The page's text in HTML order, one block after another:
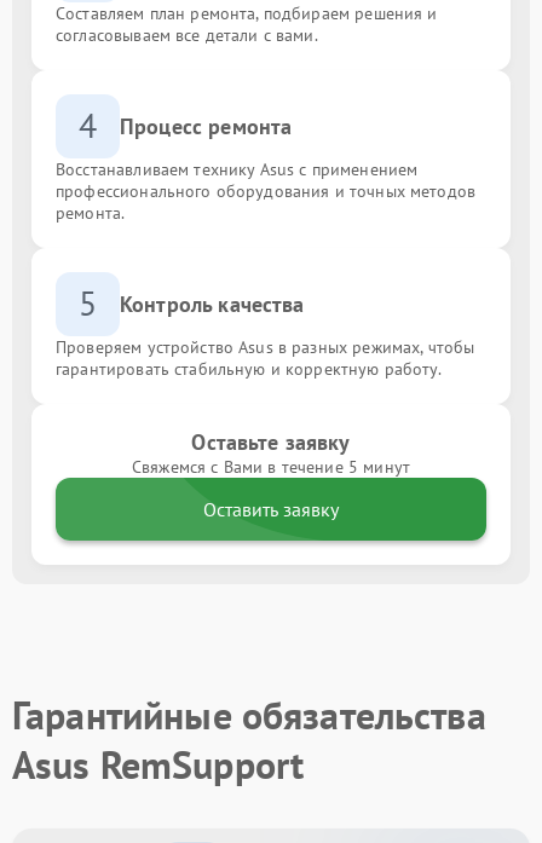
Составляем план ремонта, подбираем решения и
согласовываем все детали с вами.
4 Процесс ремонта
Восстанавливаем технику Asus с применением
профессионального оборудования и точных методов
ремонта.
5 Контроль качества
Проверяем устройство Asus в разных режимах, чтобы
гарантировать стабильную и корректную работу.
Оставьте заявку
Свяжемся с Вами в течение 5 минут
Оставить заявку
Гарантийные обязательства
Asus RemSupport